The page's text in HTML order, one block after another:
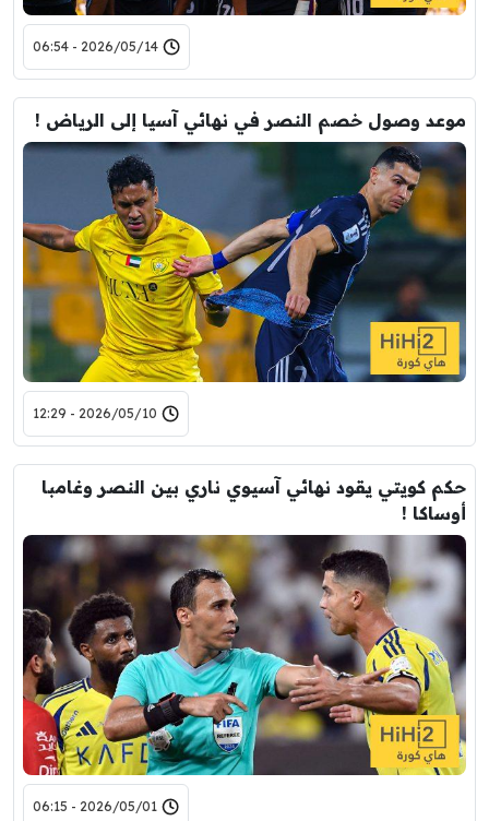
2026/05/14 - 06:54
موعد وصول خصم النصر في نهائي آسيا إلى الرياض !
2026/05/10 - 12:29
حكم كويتي يقود نهائي آسيوي ناري بين النصر وغامبا
أوساكا !
2026/05/01 - 06:15